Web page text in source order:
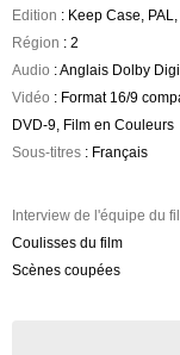
Edition : Keep Case,
Région : 2
Audio : Anglais Dolby
Vidéo : Format 16/9
DVD-9, Film en Couleurs
Sous-titres : Français
Interview de l'équipe du
Coulisses du film
Scènes coupées